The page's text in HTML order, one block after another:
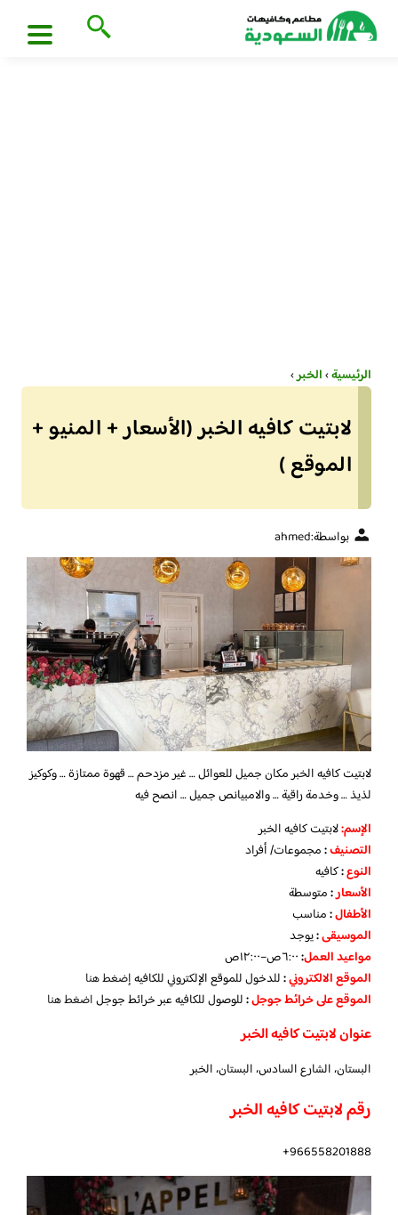
الرئيسية›الخبر›
لابتيت كافيه الخبر (الأسعار + المنيو +
الموقع )
بواسطة:ahmed
لابتيت كافيه الخبرمكان جميل للعوائل … غير مزدحم … قهوة ممتازة … وكوكيز
لذيذ … وخدمة راقية … والامبيانص جميل … انصح فيه
الإسم:لابتيت كافيه الخبر
التصنيف:مجموعات/ أفراد
النوع:كافيه
الأسعار:متوسطة
الأطفال:مناسب
الموسيقى:يوجد
مواعيد العمل:
الموقع الالكتروني:للدخول للموقع الإلكتروني للكافيهإضغط هنا
الموقع على خرائط جوجل:للوصول للكافيه عبر خرائط جوجلاضغط هنا
عنوان لابتيت كافيه الخبر
البستان، الشارع السادس، البستان، الخبر
رقم لابتيت كافيه الخبر
966558201888+